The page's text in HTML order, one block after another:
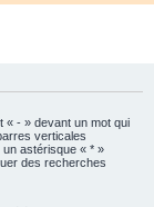
e
« - » devant un mot qui
verticales
astérisque « * »
des recherches